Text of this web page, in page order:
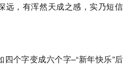
远，有浑然天成之感，实乃短信
个字变成六个字–“新年快乐”后